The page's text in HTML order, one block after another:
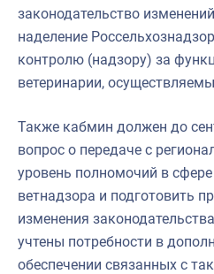
законодательство
наделение
контролю (надзору) за
ветеринарии,
Также кабмин должен до
вопрос о передаче с
уровень полномочий в сфере
ветнадзора и подготовить
изменения
учтены потребности в
обеспечении связанных с